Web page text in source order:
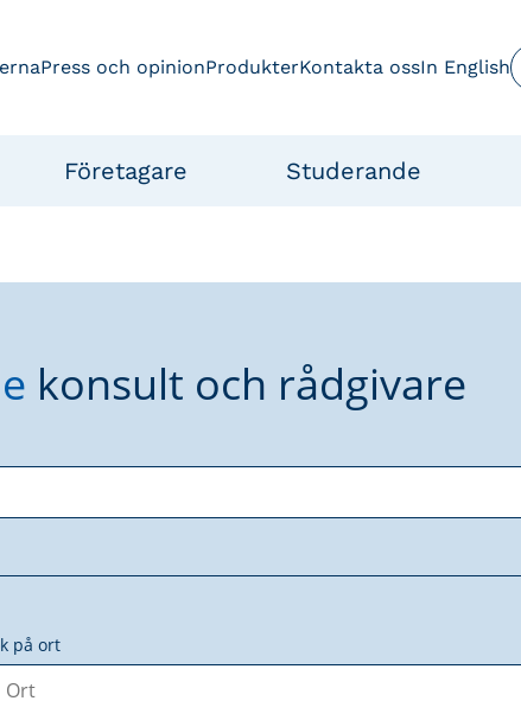
Press och opinionProdukterKontakta ossIn English
Företagare Studerande
konsult och rådgivare
på ort